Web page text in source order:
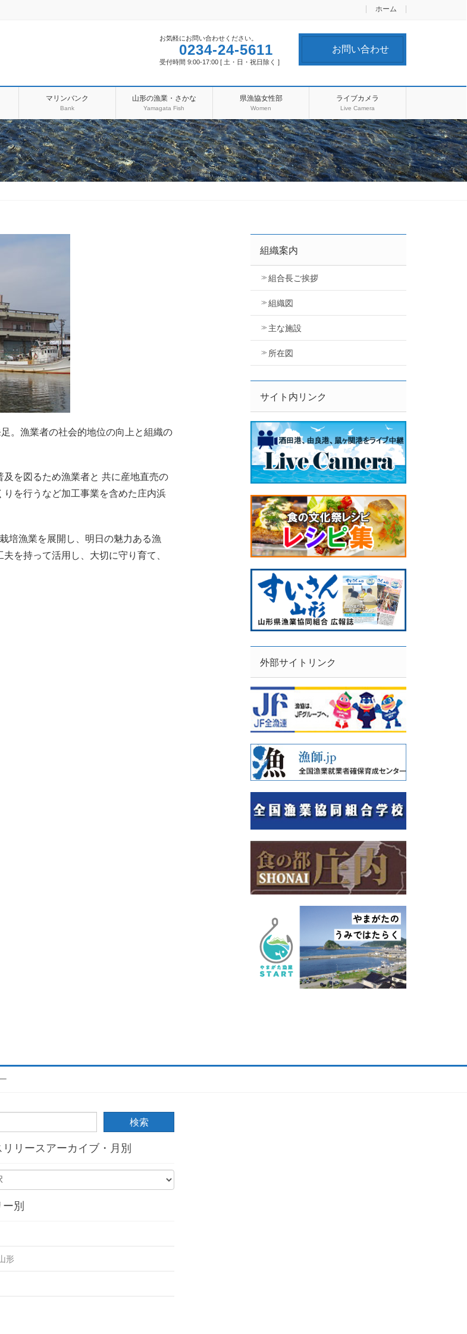
ホーム
お気軽にお問い合わせください。
0234-24-5611
受付時間 9:00-17:00 [ 土・日・祝日除く ]
お問い合わせ
マリンバンク
Bank
山形の漁業・さかな
Yamagata Fish
県漁協女性部
Women
ライブカメラ
Live Camera
。漁業者の社会的地位の向上と組織の
を図るため漁業者と 共に産地直売の
を行うなど加工事業を含めた庄内浜
培漁業を展開し、明日の魅力ある漁
を持って活用し、大切に守り育て、
組織案内
組合長ご挨拶
組織図
主な施設
所在図
サイト内リンク
外部サイトリンク
リースアーカイブ・月別
別
形